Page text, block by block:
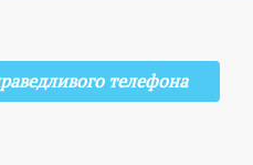
телефона